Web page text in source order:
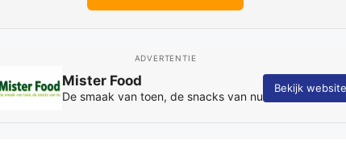
ADVERTENTIE
Fotografie Kay Schepers
Sport-, event- en bedrijfsfotografie met oog voor sfeer en